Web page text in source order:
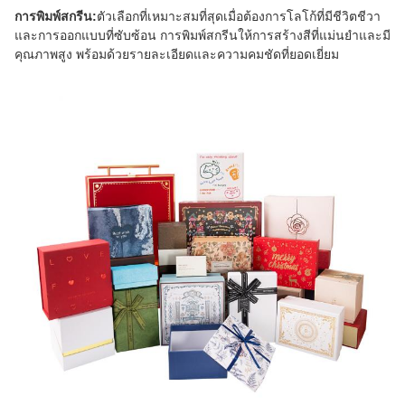
การพิมพ์สกรีน:ตัวเลือกที่เหมาะสมที่สุดเมื่อต้องการโลโก้ที่มีชีวิตชีวา
และการออกแบบที่ซับซ้อน การพิมพ์สกรีนให้การสร้างสีที่แม่นยำและมี
คุณภาพสูง พร้อมด้วยรายละเอียดและความคมชัดที่ยอดเยี่ยม